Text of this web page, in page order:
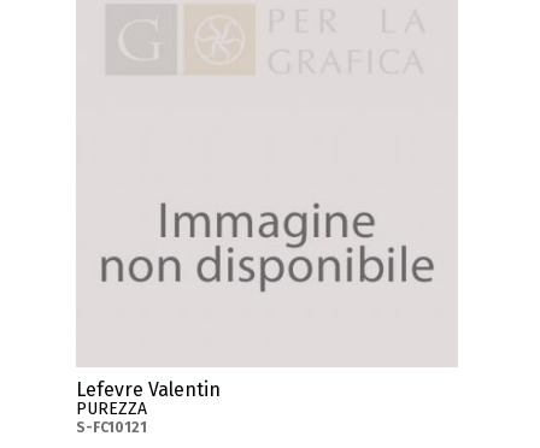
Lefevre Valentin
PUREZZA
S-FC10121